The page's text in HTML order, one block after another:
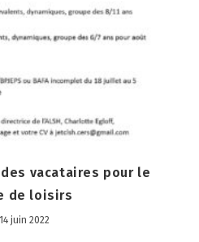
vacataires pour le
de loisirs
14 juin 2022